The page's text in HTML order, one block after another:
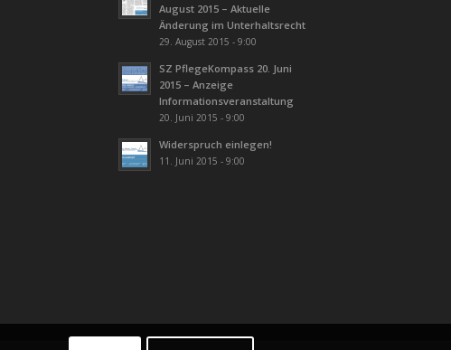
August 2015 – Aktuelle
Änderung im Unterhaltsrecht
29. August 2015 - 9:00
SZ PflegeKompass 20. Juni
2015 – Anzeige
Informationsveranstaltung
20. Juni 2015 - 9:00
Widerspruch einlegen!
11. Juni 2015 - 9:00